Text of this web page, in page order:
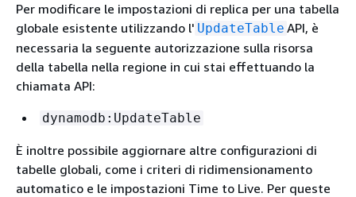
Per modificare le impostazioni di replica per una tabella
globale esistente utilizzando l' UpdateTable API, è
necessaria la seguente autorizzazione sulla risorsa
della tabella nella regione in cui stai effettuando la
chiamata API:
dynamodb:UpdateTable
È inoltre possibile aggiornare altre configurazioni di
tabelle globali, come i criteri di ridimensionamento
automatico e le impostazioni Time to Live. Per queste